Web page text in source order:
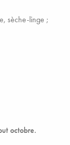
sèche-linge ;
octobre.